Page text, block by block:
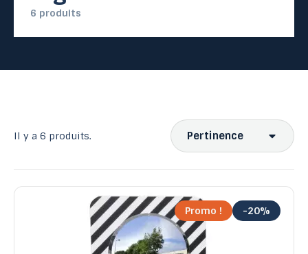
6 produits
Il y a 6 produits. Pertinence
Pertinence
Nom, A à Z
Nom, Z à A
Promo ! -20%